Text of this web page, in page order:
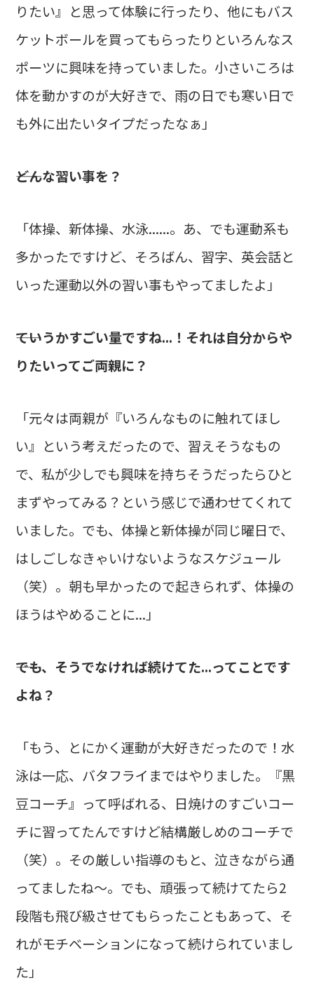
りたい』と思って体験に行ったり、他にもバス
ケットボールを買ってもらったりといろんなス
ポーツに興味を持っていました。小さいころは
体を動かすのが大好きで、雨の日でも寒い日で
も外に出たいタイプだったなぁ」
――どんな習い事を？
「体操、新体操、水泳......。あ、でも運動系も
多かったですけど、そろばん、習字、英会話と
いった運動以外の習い事もやってましたよ」
――ていうかすごい量ですね...！それは自分からや
りたいってご両親に？
「元々は両親が『いろんなものに触れてほし
い』という考えだったので、習えそうなもの
で、私が少しでも興味を持ちそうだったらひと
まずやってみる？という感じで通わせてくれて
いました。でも、体操と新体操が同じ曜日で、
はしごしなきゃいけないようなスケジュール
（笑）。朝も早かったので起きられず、体操の
ほうはやめることに...」
――でも、そうでなければ続けてた...ってことです
よね？
「もう、とにかく運動が大好きだったので！水
泳は一応、バタフライまではやりました。『黒
豆コーチ』って呼ばれる、日焼けのすごいコー
チに習ってたんですけど結構厳しめのコーチで
（笑）。その厳しい指導のもと、泣きながら通
ってましたね～。でも、頑張って続けてたら2
段階も飛び級させてもらったこともあって、そ
れがモチベーションになって続けられていまし
た」